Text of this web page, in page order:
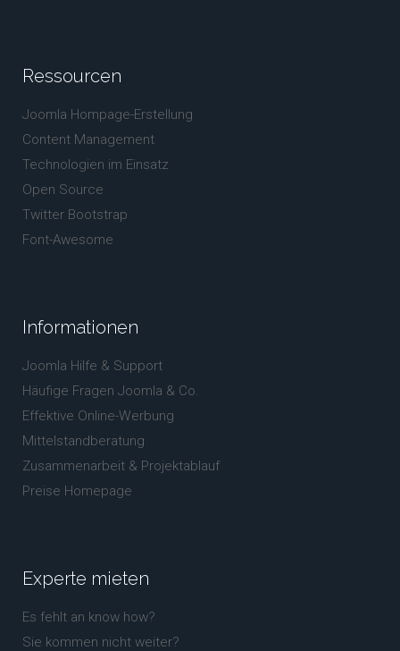
Ressourcen
Joomla Hompage-Erstellung
Content Management
Technologien im Einsatz
Open Source
Twitter Bootstrap
Font-Awesome
Informationen
Joomla Hilfe & Support
Häufige Fragen Joomla & Co.
Effektive Online-Werbung
Mittelstandberatung
Zusammenarbeit & Projektablauf
Preise Homepage
Experte mieten
Es fehlt an know how?
Sie kommen nicht weiter?